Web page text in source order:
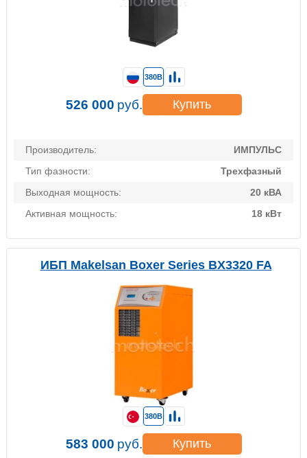
Производитель:
ИМПУЛЬС
Тип фазности:
Трехфазный
Выходная мощность:
20 кВА
Активная мощность:
18 кВт
380В
526 000 руб. Купить
ИБП Makelsan Boxer Series BX3320 FA
380В
583 000 руб. Купить